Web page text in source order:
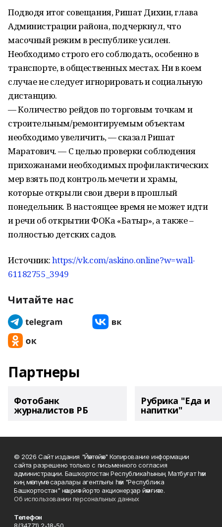
Подводя итог совещания, Ришат Дихин, глава
Администрации района, подчеркнул, что
масочный режим в республике усилен.
Необходимо строго его соблюдать, особенно в
транспорте, в общественных местах. Ни в коем
случае не следует игнорировать и социальную
дистанцию.
— Количество рейдов по торговым точкам и
строительным/ремонтируемым объектам
необходимо увеличить, — сказал Ришат
Маратович. — С целью проверки соблюдения
прихожанами необходимых профилактических
мер взять под контроль мечети и храмы,
которые открыли свои двери в прошлый
понедельник. В настоящее время не может идти
и речи об открытии ФОКа «Батыр», а также –
полностью детских садов.
Источник:https://vk.com/askino.online?w=wall-
61182755_3949
Читайте нас
Партнеры
Фотобанк
журналистов РБ
Рубрика "Еда и
напитки"
© 2026 Сайт издания "Йәнтөйәк" Копирование информации
сайта разрешено только с письменного согласия
администрации. Башҡортостан Республикаһының Матбуғат һәм
киң мәғлүмәт саралары агентлығы һәм "Республика
Башкортостан" нәшриәт йорто акционерҙар йәмғиәте.
Об использовании персональных данных
Телефон